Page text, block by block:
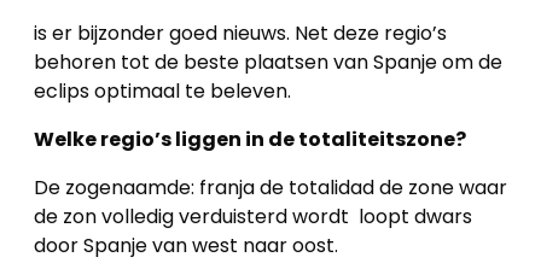
Onze
werkwijze
Contacteer
Blog
is er bijzonder goed nieuws. Net deze regio’s
behoren tot de beste plaatsen van Spanje om de
eclips optimaal te beleven.
Welke regio’s liggen in de totaliteitszone?
De zogenaamde: franja de totalidad de zone waar
de zon volledig verduisterd wordt loopt dwars
door Spanje van west naar oost.